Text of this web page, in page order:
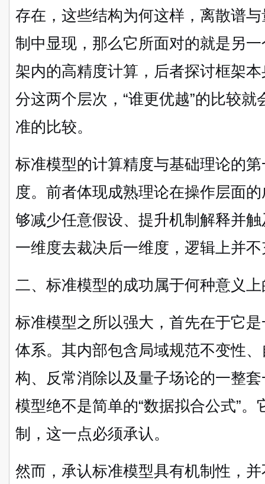
存在，这些结构为何这样，离散谱
制中显现，那么它所面对的就是另
架内的高精度计算，后者探讨框架
分这两个层次，“谁更优越”的比较
准的比较。
标准模型的计算精度与基础理论的
度。前者体现成熟理论在操作层面
够减少任意假设、提升机制解释并
一维度去裁决后一维度，逻辑上并
二、标准模型的成功属于何种意义
标准模型之所以强大，首先在于它
体系。其内部包含局域规范不变性
构、反常消除以及量子场论的一整
模型绝不是简单的“数据拟合公式”
制，这一点必须承认。
然而，承认标准模型具有机制性，